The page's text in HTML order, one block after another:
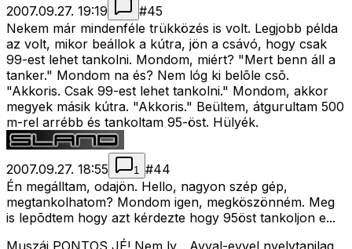
2007.09.27. 19:19 #45
Nekem már mindenféle trükközés is volt. Legjobb példa
az volt, mikor beállok a kútra, jön a csávó, hogy csak
99-est lehet tankolni. Mondom, miért? "Mert benn áll a
tanker." Mondom na és? Nem lóg ki belõle csõ.
"Akkoris. Csak 99-est lehet tankolni." Mondom, akkor
megyek másik kútra. "Akkoris." Beültem, átgurultam 500
m-rel arrébb és tankoltam 95-öst. Hülyék.
2007.09.27. 18:55 1 #44
Én megálltam, odajön. Hello, nagyon szép gép,
megtankolhatom? Mondom igen, megköszönném. Meg
is lepõdtem hogy azt kérdezte hogy 95öst tankoljon e...